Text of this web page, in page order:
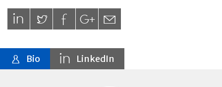
Bio LinkedIn